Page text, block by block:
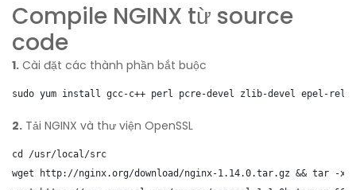
Compile NGINX từ source
code
1. Cài đặt các thành phần bắt buộc
sudo yum install gcc-c++ perl pcre-devel zlib-devel epel-
2. Tải NGINX và thư viện OpenSSL
cd /usr/local/src
wget http://nginx.org/download/nginx-1.14.0.tar.gz && tar -